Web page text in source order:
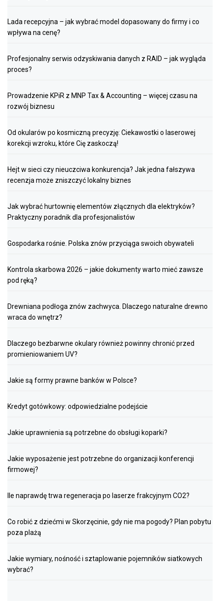
Lada recepcyjna – jak wybrać model dopasowany do firmy i co
wpływa na cenę?
Profesjonalny serwis odzyskiwania danych z RAID – jak wygląda
proces?
Prowadzenie KPiR z MNP Tax & Accounting – więcej czasu na
rozwój biznesu
Od okularów po kosmiczną precyzję: Ciekawostki o laserowej
korekcji wzroku, które Cię zaskoczą!
Hejt w sieci czy nieuczciwa konkurencja? Jak jedna fałszywa
recenzja może zniszczyć lokalny biznes
Jak wybrać hurtownię elementów złącznych dla elektryków?
Praktyczny poradnik dla profesjonalistów
Gospodarka rośnie. Polska znów przyciąga swoich obywateli
Kontrola skarbowa 2026 – jakie dokumenty warto mieć zawsze
pod ręką?
Drewniana podłoga znów zachwyca. Dlaczego naturalne drewno
wraca do wnętrz?
Dlaczego bezbarwne okulary również powinny chronić przed
promieniowaniem UV?
Jakie są formy prawne banków w Polsce?
Kredyt gotówkowy: odpowiedzialne podejście
Jakie uprawnienia są potrzebne do obsługi koparki?
Jakie wyposażenie jest potrzebne do organizacji konferencji
firmowej?
Ile naprawdę trwa regeneracja po laserze frakcyjnym CO2?
Co robić z dziećmi w Skorzęcinie, gdy nie ma pogody? Plan pobytu
poza plażą
Jakie wymiary, nośność i sztaplowanie pojemników siatkowych
wybrać?